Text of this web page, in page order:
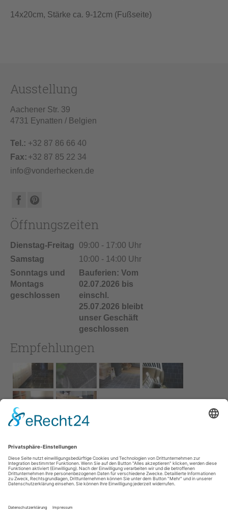
14x20cm, Stärke ca. 9-12cm (Fußseite)
Ausstellung
Aachener Str. 39
4731 Eynatten / Belgien
Tel.: +32 87 86 66 40
Fax: +32 87 85 22 34
info@vonderhecken.de
Öffnungszeiten
Dienstag-Freitag
09:00 - 17:00 Uhr
Samstag
10:00 - 14:00 Uhr
Sonntags und
Montags
geschlossen
Bauferien: Vom
02.07.2026 bis
einschl.
25.07.2026 bleibt
unser Geschäft
geschlossen
Empfehlungen
Impressum
AGB
Service